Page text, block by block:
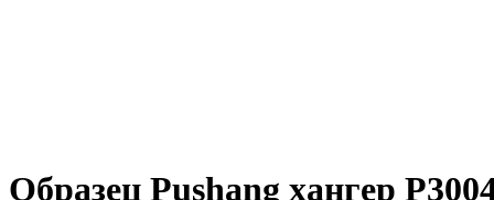
Образец Pushang хангер